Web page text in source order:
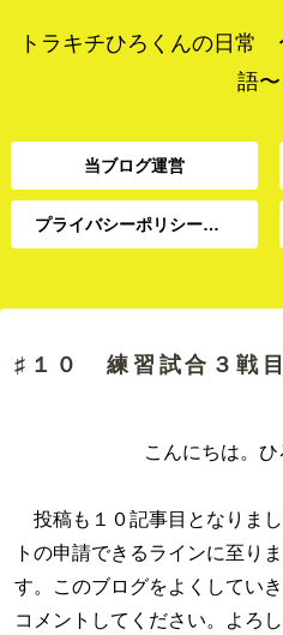
トラキチひろくんの日常
語〜
当ブログ運営
プライバシーポリシー、免責事項
♯１０ 練習試合３戦
こんにちは。ひ
投稿も１０記事目となりま
トの申請できるラインに至り
す。このブログをよくしてい
コメントしてください。よろ